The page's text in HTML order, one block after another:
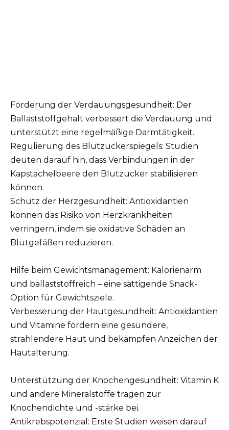
Förderung der Verdauungsgesundheit: Der
Ballaststoffgehalt verbessert die Verdauung und
unterstützt eine regelmäßige Darmtätigkeit.
Regulierung des Blutzuckerspiegels: Studien
deuten darauf hin, dass Verbindungen in der
Kapstachelbeere den Blutzucker stabilisieren
können.
Schutz der Herzgesundheit: Antioxidantien
können das Risiko von Herzkrankheiten
verringern, indem sie oxidative Schäden an
Blutgefäßen reduzieren.
Hilfe beim Gewichtsmanagement: Kalorienarm
und ballaststoffreich – eine sättigende Snack-
Option für Gewichtsziele.
Verbesserung der Hautgesundheit: Antioxidantien
und Vitamine fördern eine gesündere,
strahlendere Haut und bekämpfen Anzeichen der
Hautalterung.
Unterstützung der Knochengesundheit: Vitamin K
und andere Mineralstoffe tragen zur
Knochendichte und -stärke bei.
Antikrebspotenzial: Erste Studien weisen darauf